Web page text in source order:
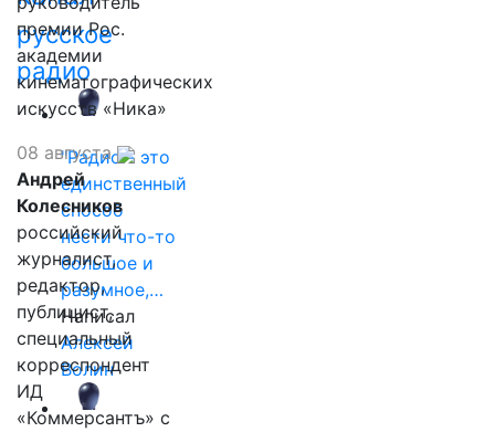
русское
радио
"Радио - это
единственный
способ
нести что-то
большое и
разумное,…
Написал
Алексей
Волин
премии Рос.
академии
кинематографических
искусств «Ника»
08 августа
Андрей
Колесников
российский
журналист,
редактор,
публицист,
специальный
корреспондент
ИД
«Коммерсантъ» с